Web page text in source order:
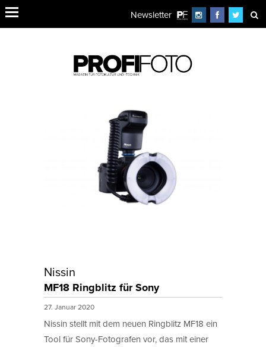
Newsletter
Nissin
MF18 Ringblitz für Sony
27. Januar 2020
Nissin stellt mit dem neuen Ringblitz MF18 ein
Tool für Sony-Fotografen vor, das mit einer